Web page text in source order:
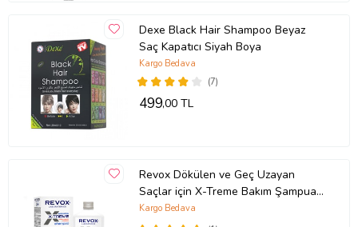
Dexe Black Hair Shampoo Beyaz
Saç Kapatıcı Siyah Boya
(7)
Kargo Bedava
499,00 TL
Revox Dökülen ve Geç Uzayan
Saçlar için X-Treme Bakım Şampuanı
/ 400 ml
Kargo Bedava